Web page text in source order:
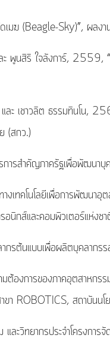
ฆ (Beagle-Sky)”, ผลงา
นสิริ ใจลังการ์, 2559, “โ
ะ เชาวลิต ธรรมทินโน,
(สกว.)
รการสำคัญภาครัฐเพื่อพัฒ
างเทคโนโลยีเพื่อการพัฒ
อนิกส์และคอมพิวเตอร์แห่ง
กรต้นแบบเพื่อผลิตบุคลาก
มต้องการของภาคอุตสาห
ROBOTICS, สถาบันนโ
ะวิทยากรประจำโครงการ